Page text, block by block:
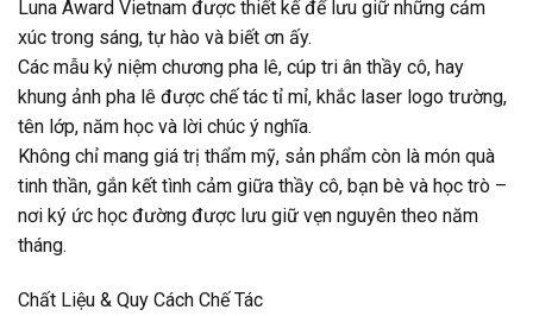
Luna Award Vietnam được thiết kế để lưu giữ những cảm
xúc trong sáng, tự hào và biết ơn ấy.
Các mẫu kỷ niệm chương pha lê, cúp tri ân thầy cô, hay
khung ảnh pha lê được chế tác tỉ mỉ, khắc laser logo trường,
tên lớp, năm học và lời chúc ý nghĩa.
Không chỉ mang giá trị thẩm mỹ, sản phẩm còn là món quà
tinh thần, gắn kết tình cảm giữa thầy cô, bạn bè và học trò –
nơi ký ức học đường được lưu giữ vẹn nguyên theo năm
tháng.
Chất Liệu & Quy Cách Chế Tác